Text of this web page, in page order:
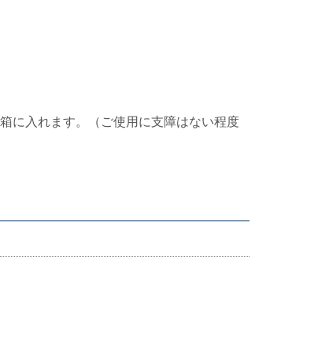
に入れます。（ご使用に支障はない程度